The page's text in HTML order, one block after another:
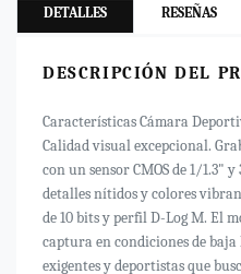
DETALLES RESEÑAS
DESCRIPCIÓN DEL
Características Cámara
Calidad visual excepcional.
con un sensor CMOS de 1/1.3"
detalles nítidos y colores
de 10 bits y perfil D-Log M. El
captura en condiciones de
exigentes y deportistas que